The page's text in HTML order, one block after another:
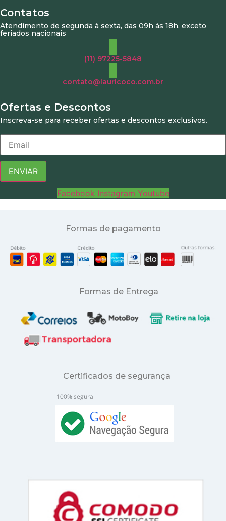
Contatos
Atendimento de segunda à sexta, das 09h às 18h, exceto
feriados nacionais
(11) 97225-5848
contato@lauricoco.com.br
Ofertas e Descontos
Inscreva-se para receber ofertas e descontos exclusivos.
ENVIAR
Facebook Instagram Youtube
Formas de pagamento
Formas de Entrega
Certificados de segurança